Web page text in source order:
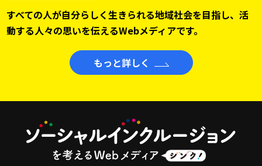
すべての人が自分らしく生きられる地域社会を目指し、活
動する人々の思いを伝えるWebメディアです。
もっと詳しく